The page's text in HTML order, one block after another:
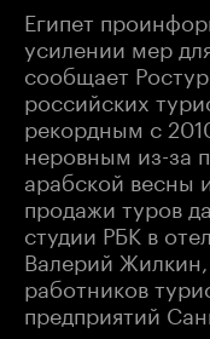
Египет
усилении мер
сообщает
российских
рекордным с
неровным из-за
арабской весны
продажи туров
студии РБК в
Валерий
работников
предприятий